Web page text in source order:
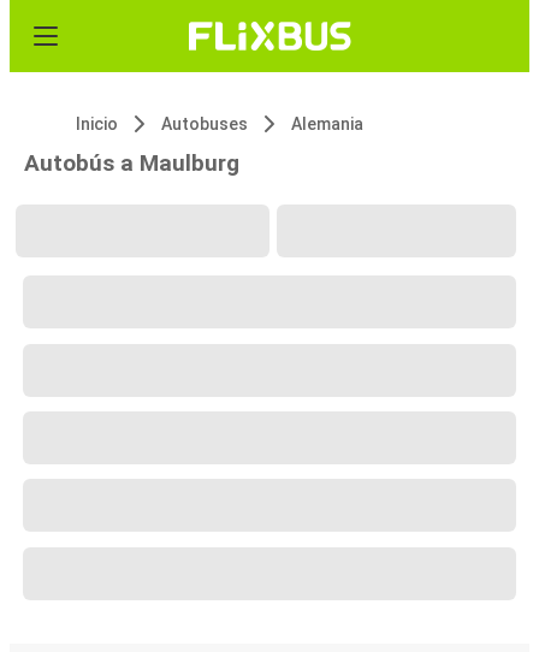
Inicio Autobuses Alemania
Autobús a Maulburg